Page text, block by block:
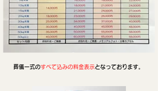
葬儀一式のすべて込みの料金表示となっております。